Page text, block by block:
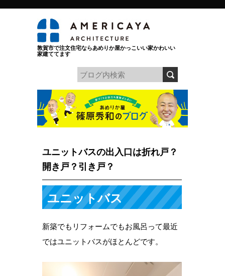
敦賀市で注文住宅ならあめりか屋かっこいい家かわいい
家建ててます
ユニットバスの出入口は折れ戸？
開き戸？引き戸？
ユニットバス
新築でもリフォームでもお風呂って最近
ではユニットバスがほとんどです。